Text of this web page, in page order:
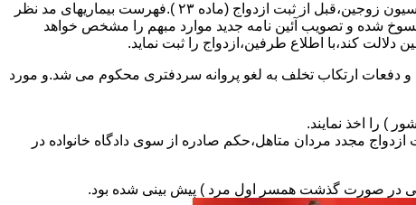
مطالبه و اخذ گواهی پزشکی معتبر مبنی بر عدم اعتیاد به مواد مخدر و عدم ابتلا به بیماریهای مسری ( سیفلیس،تالاسمی و..) و نیز واکسیناسیون زوجین،قبل از ثبت ازدواج (ماده ۲۳ ).فهرست بیماریهای مد نظر
شده و تصویب آئین نامه جدید موارد مبهم را مشخص خواهد
دلالت کند،با اطلاع طرفین،ازدواج را ثبت نماید.
و دفعات ارتکاب تخلف به لغو پروانه سردفتری محکوم می شد.و مورد
السابق مکلفند قبل از ثبت ازدواج مجدد مردان متاهل،حکم صادره از سوی دادگاه خانواده در
در صورت گذشت همسر اول مرد ) پیش بینی شده بود.